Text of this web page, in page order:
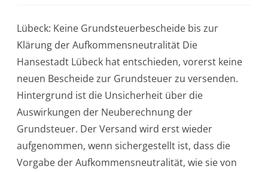
b
c
o
l
u
f
i
k
i
Lübeck: Keine Grundsteuerbescheide bis zur
Klärung der Aufkommensneutralität Die
Hansestadt Lübeck hat entschieden, vorerst keine
neuen Bescheide zur Grundsteuer zu versenden.
Hintergrund ist die Unsicherheit über die
Auswirkungen der Neuberechnung der
Grundsteuer. Der Versand wird erst wieder
aufgenommen, wenn sichergestellt ist, dass die
Vorgabe der Aufkommensneutralität, wie sie von